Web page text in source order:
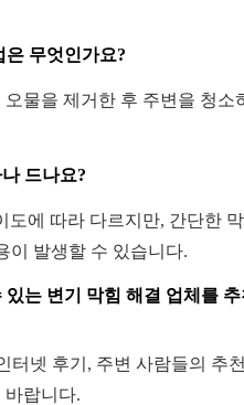
은 무엇인가요?
물을 제거한 후 주변을 청소
드나요?
도에 따라 다르지만, 간단한
이 발생할 수 있습니다.
는 변기 막힘 해결 업체를
터넷 후기, 주변 사람들의 추
바랍니다.